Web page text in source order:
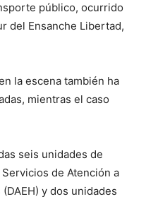
público, ocurrido
del Ensanche Libertad,
la escena también ha
mientras el caso
seis unidades de
de Atención a
y dos unidades